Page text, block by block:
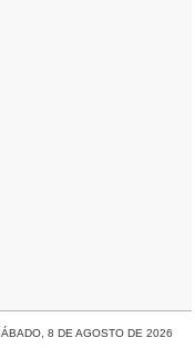
8 DE AGOSTO DE 2026